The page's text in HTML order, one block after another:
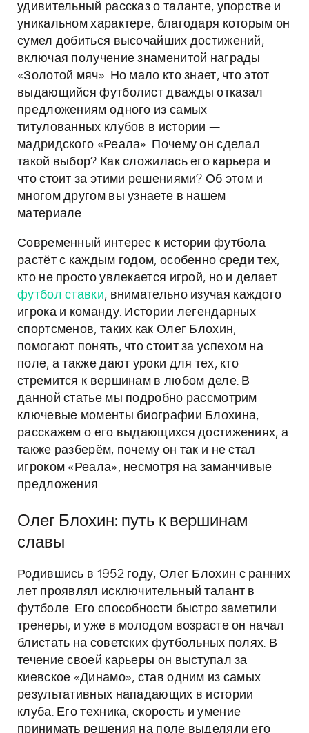
удивительный рассказ о таланте, упорстве и
уникальном характере, благодаря которым он
сумел добиться высочайших достижений,
включая получение знаменитой награды
«Золотой мяч». Но мало кто знает, что этот
выдающийся футболист дважды отказал
предложениям одного из самых
титулованных клубов в истории —
мадридского «Реала». Почему он сделал
такой выбор? Как сложилась его карьера и
что стоит за этими решениями? Об этом и
многом другом вы узнаете в нашем
материале.
Современный интерес к истории футбола
растёт с каждым годом, особенно среди тех,
кто не просто увлекается игрой, но и делает
футбол ставки, внимательно изучая каждого
игрока и команду. Истории легендарных
спортсменов, таких как Олег Блохин,
помогают понять, что стоит за успехом на
поле, а также дают уроки для тех, кто
стремится к вершинам в любом деле. В
данной статье мы подробно рассмотрим
ключевые моменты биографии Блохина,
расскажем о его выдающихся достижениях, а
также разберём, почему он так и не стал
игроком «Реала», несмотря на заманчивые
предложения.
Олег Блохин: путь к вершинам
славы
Родившись в 1952 году, Олег Блохин с ранних
лет проявлял исключительный талант в
футболе. Его способности быстро заметили
тренеры, и уже в молодом возрасте он начал
блистать на советских футбольных полях. В
течение своей карьеры он выступал за
киевское «Динамо», став одним из самых
результативных нападающих в истории
клуба. Его техника, скорость и умение
принимать решения на поле выделяли его